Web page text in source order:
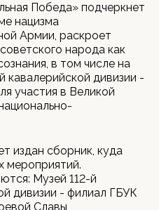
Победа» подчеркнет
нацизма
Армии, раскроет
народа как
в том числе на
кавалерийской дивизии -
участия в Великой
издан сборник, куда
мероприятий.
Музей 112-й
дивизии - филиал ГБУК
Славы